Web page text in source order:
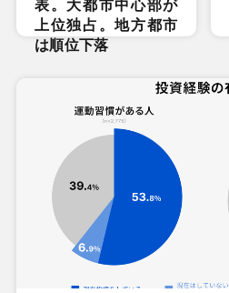
表。大都市中心部が
上位独占。地方都市
は順位下落